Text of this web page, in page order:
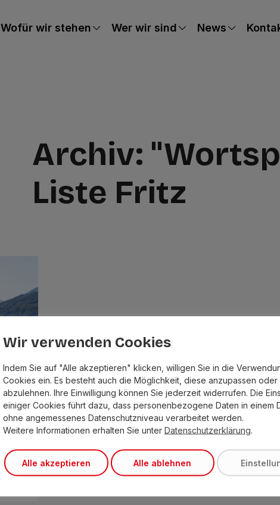
Wofür wir stehen Wer wir sind News
Archiv:
Liste Fritz
Wir verwenden Cookies
Indem Sie auf "Alle akzeptieren" klicken, willigen Sie in die
Cookies ein. Es besteht auch die Möglichkeit, diese anzupassen oder
abzulehnen. Ihre Einwilligung können Sie jederzeit widerrufen. Die
einiger Cookies führt dazu, dass personenbezogene Daten in einem
ohne angemessenes Datenschutzniveau verarbeitet werden.
Weitere Informationen erhalten Sie unter Datenschutzerklärung.
Alle akzeptieren Alle ablehnen